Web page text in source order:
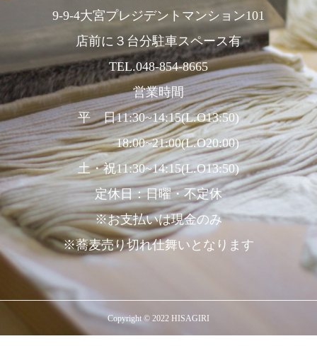
9-9-4大宮プレジデントマンション101
店前に３台分駐車スペース有
TEL.048-854-8665
営業時間
平 日11:30~14:15(L.O13:50)
18:00~21:00(L.O20:00)
土・祝11:30~14:15(L.O13:50)
定休日：日曜・不定休
※お支払いは現金のみ
※蕎麦売り切れ仕舞いとなります
Copyright © 2022 HISAGIRI